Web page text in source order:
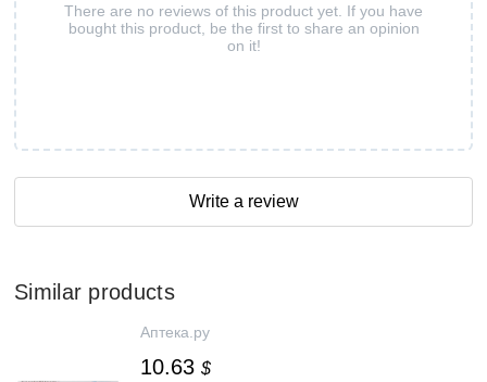
There are no reviews of this product yet. If you have
bought this product, be the first to share an opinion
on it!
Write a review
Similar products
Аптека.ру
10.63 $